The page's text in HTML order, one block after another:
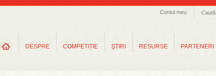
Caută
Contul meu
DESPRE COMPETIȚIE ŞTIRI RESURSE PARTENERI